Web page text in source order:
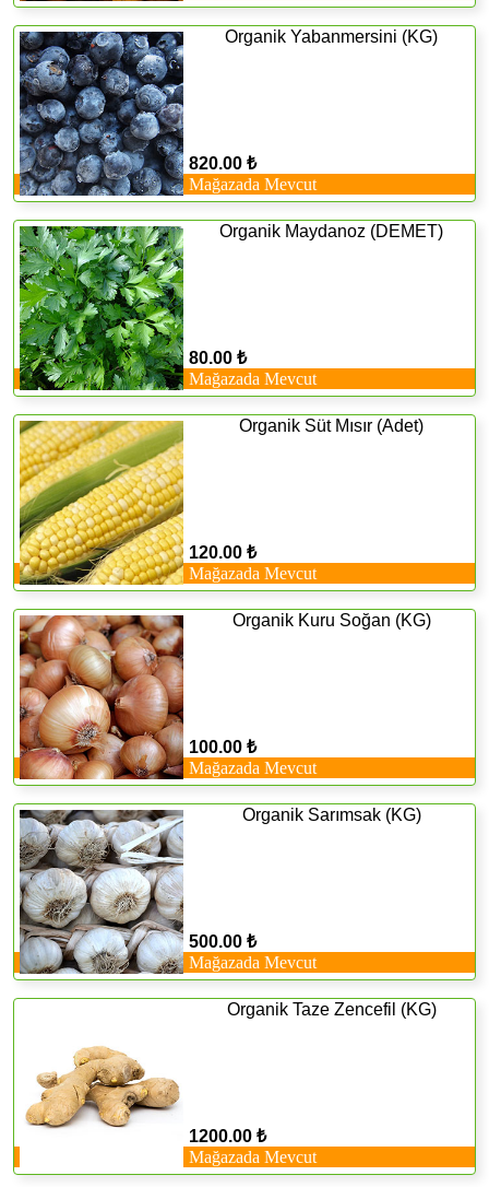
Organik Yabanmersini (KG)
820.00 ₺
Mağazada Mevcut
Organik Maydanoz (DEMET)
80.00 ₺
Mağazada Mevcut
Organik Süt Mısır (Adet)
120.00 ₺
Mağazada Mevcut
Organik Kuru Soğan (KG)
100.00 ₺
Mağazada Mevcut
Organik Sarımsak (KG)
500.00 ₺
Mağazada Mevcut
Organik Taze Zencefil (KG)
1200.00 ₺
Mağazada Mevcut